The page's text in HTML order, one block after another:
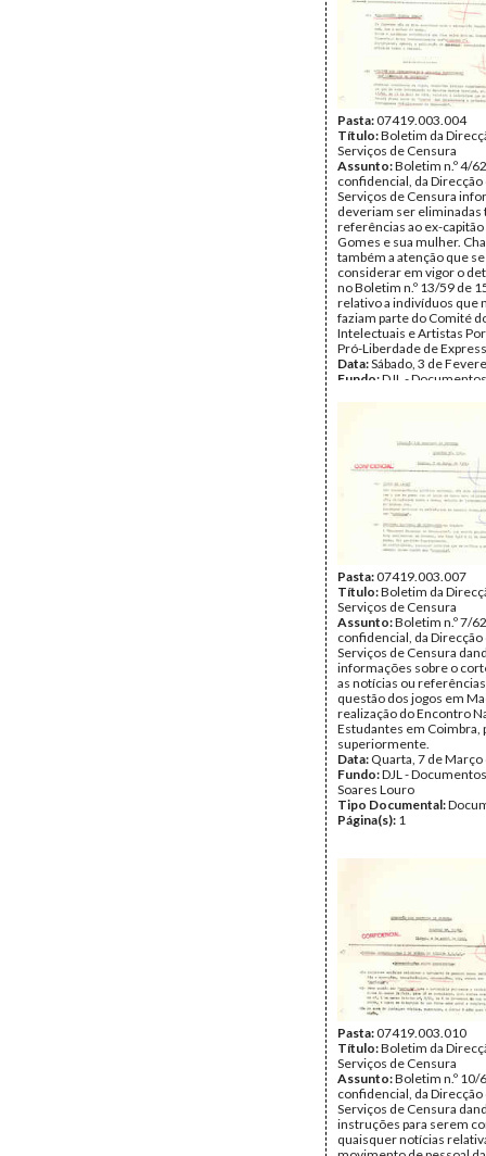
Pasta:07419.003.004
Título:Boletim da
Serviços de Censura
Assunto:Boletim n.º 4/
confidencial, da Direcção
Serviços de Censura
deveriam ser eliminadas
referências ao ex-capitão
Gomes e sua mulher.
também a atenção que
considerar em vigor o
no Boletim n.º 13/59 de
relativo a indivíduos que
faziam parte do Comité
Intelectuais e Artistas
Pró-Liberdade de
Data:Sábado, 3 de
Fundo:DJL -
Pasta:07419.003.007
Título:Boletim da
Serviços de Censura
Assunto:Boletim n.º 7/
confidencial, da Direcção
Serviços de Censura
informações sobre o
as notícias ou
questão dos jogos em
realização do Encontro
Estudantes em Coimbra,
superiormente.
Data: Quarta, 7 de
Fundo:DJL -
Soares Louro
Tipo Documental:
Página(s): 1
Pasta:07419.003.010
Título:Boletim da
Serviços de Censura
Assunto:Boletim n.º 10/
confidencial, da Direcção
Serviços de Censura
instruções para serem
quaisquer notícias